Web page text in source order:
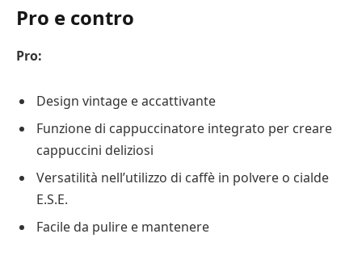
Pro e contro
Pro:
Design vintage e accattivante
Funzione di cappuccinatore integrato per creare
cappuccini deliziosi
Versatilità nell’utilizzo di caffè in polvere o cialde
E.S.E.
Facile da pulire e mantenere